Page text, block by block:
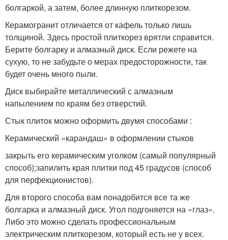
болгаркой, а затем, более длинную плиткорезом.
Керамогранит отличается от кафель только лишь
толщиной. Здесь простой плиткорез врятли справится.
Берите болгарку и алмазный диск. Если режете на
сухую, то не забудьте о мерах предосторожности, так
будет очень много пыли.
Диск выбирайте металлический с алмазным
напылением по краям без отверстий.
Стык плиток можно оформить двумя способами :
Керамический «карандаш» в оформлении стыков
закрыть его керамическим уголком (самый популярный
способ);запилить края плитки под 45 градусов (способ
для перфекционистов).
Для второго способа вам понадобится все та же
болгарка и алмазный диск. Угол подгоняется на «глаз».
Либо это можно сделать профессиональным
электрическим плиткорезом, который есть не у всех.